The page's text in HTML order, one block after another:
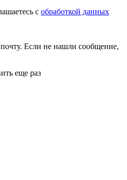
с обработкой данных
Если не нашли сообщение,
еще раз